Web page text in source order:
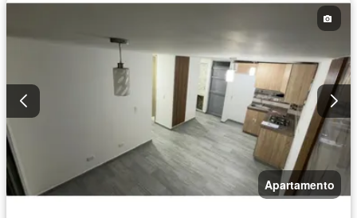
Apartamento